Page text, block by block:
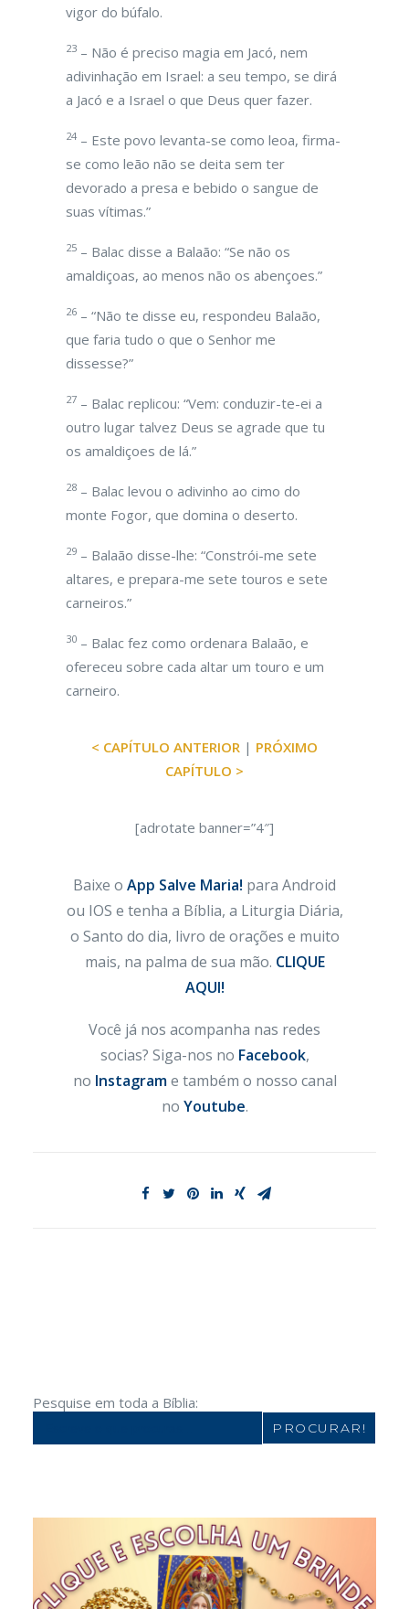
vigor do búfalo.
23 – Não é preciso magia em Jacó, nem
adivinhação em Israel: a seu tempo, se dirá
a Jacó e a Israel o que Deus quer fazer.
24 – Este povo levanta-se como leoa, firma-
se como leão não se deita sem ter
devorado a presa e bebido o sangue de
suas vítimas.”
25 – Balac disse a Balaão: “Se não os
amaldiçoas, ao menos não os abençoes.”
26 – “Não te disse eu, respondeu Balaão,
que faria tudo o que o Senhor me
dissesse?”
27 – Balac replicou: “Vem: conduzir-te-ei a
outro lugar talvez Deus se agrade que tu
os amaldiçoes de lá.”
28 – Balac levou o adivinho ao cimo do
monte Fogor, que domina o deserto.
29 – Balaão disse-lhe: “Constrói-me sete
altares, e prepara-me sete touros e sete
carneiros.”
30 – Balac fez como ordenara Balaão, e
ofereceu sobre cada altar um touro e um
carneiro.
< CAPÍTULO ANTERIOR | PRÓXIMO
CAPÍTULO >
[adrotate banner=”4″]
Baixe o App Salve Maria! para Android
ou IOS e tenha a Bíblia, a Liturgia Diária,
o Santo do dia, livro de orações e muito
mais, na palma de sua mão. CLIQUE
AQUI!
Você já nos acompanha nas redes
socias? Siga-nos no Facebook,
no Instagrame também o nosso canal
no Youtube.
Pesquise em toda a Bíblia: